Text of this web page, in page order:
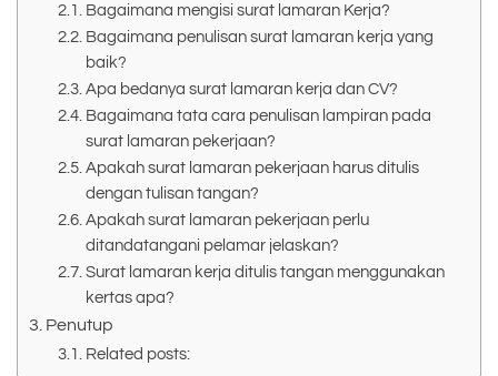
Bagaimana mengisi surat lamaran Kerja?
Bagaimana penulisan surat lamaran kerja yang
baik?
Apa bedanya surat lamaran kerja dan CV?
Bagaimana tata cara penulisan lampiran pada
surat lamaran pekerjaan?
Apakah surat lamaran pekerjaan harus ditulis
dengan tulisan tangan?
Apakah surat lamaran pekerjaan perlu
ditandatangani pelamar jelaskan?
Surat lamaran kerja ditulis tangan menggunakan
kertas apa?
Penutup
Related posts: